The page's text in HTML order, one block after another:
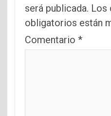
será publicada. Los
obligatorios están
Comentario *